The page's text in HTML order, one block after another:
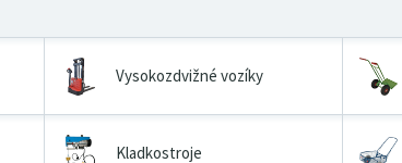
Vysokozdvižné vozíky
Kladkostroje